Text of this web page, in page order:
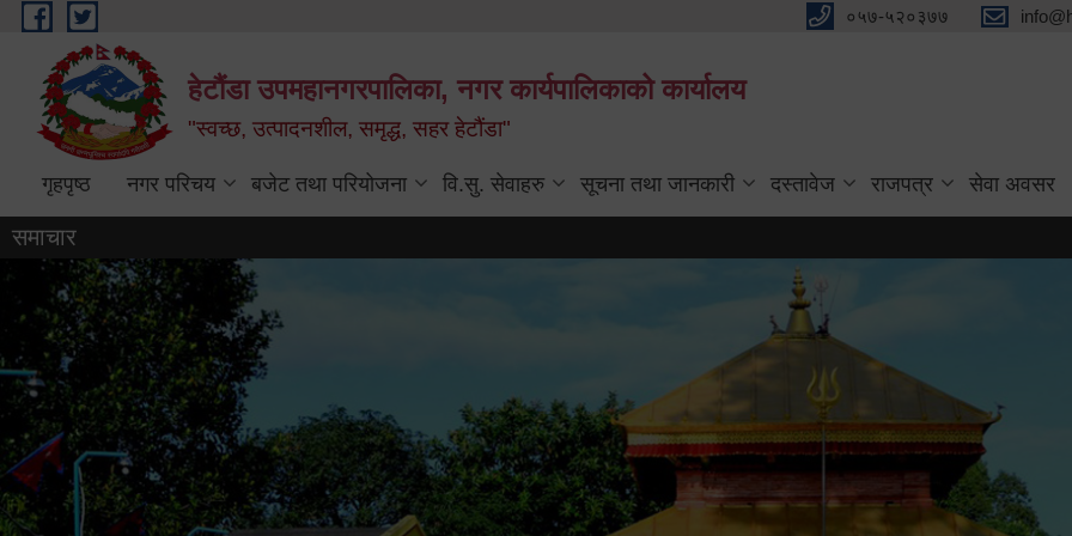
Skip to main content ०५७-५२०३७७
हेटौंडा उपमहानगरपालिका, नगर कार्यपालिकाको कार्यालय
"स्वच्छ, उत्पादनशील, समृद्ध, सहर हेटौंडा"
गृहपृष्ठ नगर परिचय बजेट तथा परियोजना वि.सु. सेवाहरु सूचना तथा जानकारी दस्तावेज राजपत्र सेवा अवसर
समाचार